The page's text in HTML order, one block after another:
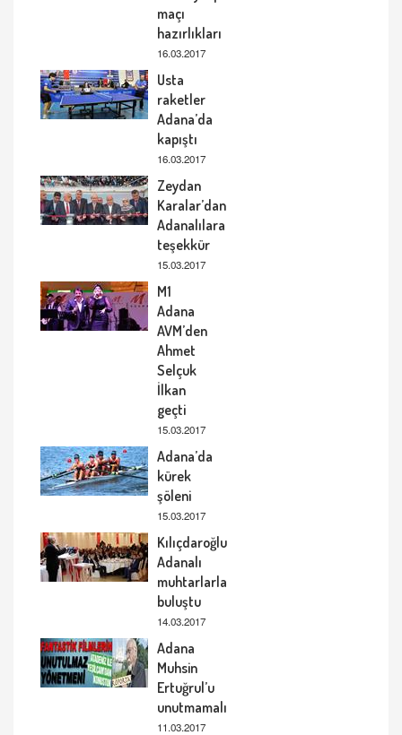
maçı
hazırlıkları
16.03.2017
Usta
raketler
Adana’da
kapıştı
16.03.2017
Zeydan
Karalar’dan
Adanalılara
teşekkür
15.03.2017
M1
Adana
AVM’den
Ahmet
Selçuk
İlkan
geçti
15.03.2017
Adana’da
kürek
şöleni
15.03.2017
Kılıçdaroğlu
Adanalı
muhtarlarla
buluştu
14.03.2017
Adana
Muhsin
Ertuğrul’u
unutmamalı
11.03.2017